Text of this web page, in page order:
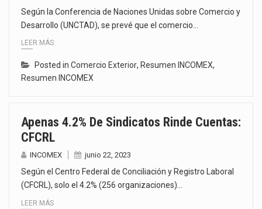
Según la Conferencia de Naciones Unidas sobre Comercio y
Desarrollo (UNCTAD), se prevé que el comercio…
LEER MÁS
Posted in Comercio Exterior, Resumen INCOMEX,
Resumen INCOMEX
Apenas 4.2% De Sindicatos Rinde Cuentas:
CFCRL
INCOMEX junio 22, 2023
Según el Centro Federal de Conciliación y Registro Laboral
(CFCRL), solo el 4.2% (256 organizaciones)…
LEER MÁS